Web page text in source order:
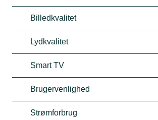
Billedkvalitet
Lydkvalitet
Smart TV
Brugervenlighed
Strømforbrug